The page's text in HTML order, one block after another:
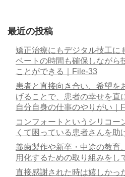
最近の投稿
矯正治療にもデジタル技工に
ベートの時間も確保しながら
ことができる｜File-33
患者と直接向き合い、希望を
げることで、患者の幸せを直
自分自身の仕事のやりがい｜
コンフォートというシリコー
くて困っている患者さんを助
義歯製作や新卒・中途の教育
用化するための取り組みをし
直接感謝された時は嬉しかっ